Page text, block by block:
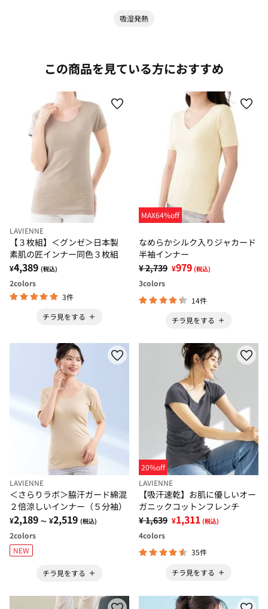
吸湿発熱
この商品を見ている方におすすめ
LAVIENNE
【３枚組】＜グンゼ＞日本製
素肌の匠インナー同色３枚組
¥4,389 (税込)
2colors
3件
チラ見をする
MAX64%off
なめらかシルク入りジャカード
半袖インナー
¥ 2,739 ¥979 (税込)
3colors
14件
チラ見をする
LAVIENNE
＜さらりラボ＞脇汗ガード綿混
２倍涼しいインナー（５分袖）
¥2,189 ～ ¥2,519 (税込)
2colors
NEW
チラ見をする
20%off
LAVIENNE
【吸汗速乾】お肌に優しいオー
ガニックコットンフレンチ
¥ 1,639 ¥1,311 (税込)
4colors
35件
チラ見をする